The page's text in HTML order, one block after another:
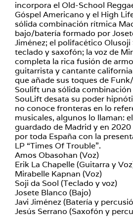
incorpora el Old-School
Góspel Americano y el High
sólida combinación rítmica
bajo/batería formado por
Jiménez; el polifacético Olusoji
teclado y saxofón; la voz de
completa la rica fusión de
guitarrista y cantante
que añade sus toques de
Soulift una sólida combinación
SouLift desata su poder
no conoce fronteras en lo
musicales, algunos lo llaman:
guardado de Madrid y en
por toda España con la
LP “Times Of Trouble”.
Amos Obasohan (Voz)
Erik La Chapelle (Guitarra y
Mirabelle Kapnan (Voz)
Soji da Sool (Teclado y voz)
Josete Blanco (Bajo)
Javi Jiménez (Batería y
Jesús Serrano (Saxofón y